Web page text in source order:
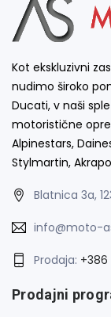
Kot ekskluzivni
nudimo široko
Ducati, v naši
motoristične
Alpinestars,
Stylmartin,
Blatnica 3a,
info@moto-
Prodaja: +386
Prodajni